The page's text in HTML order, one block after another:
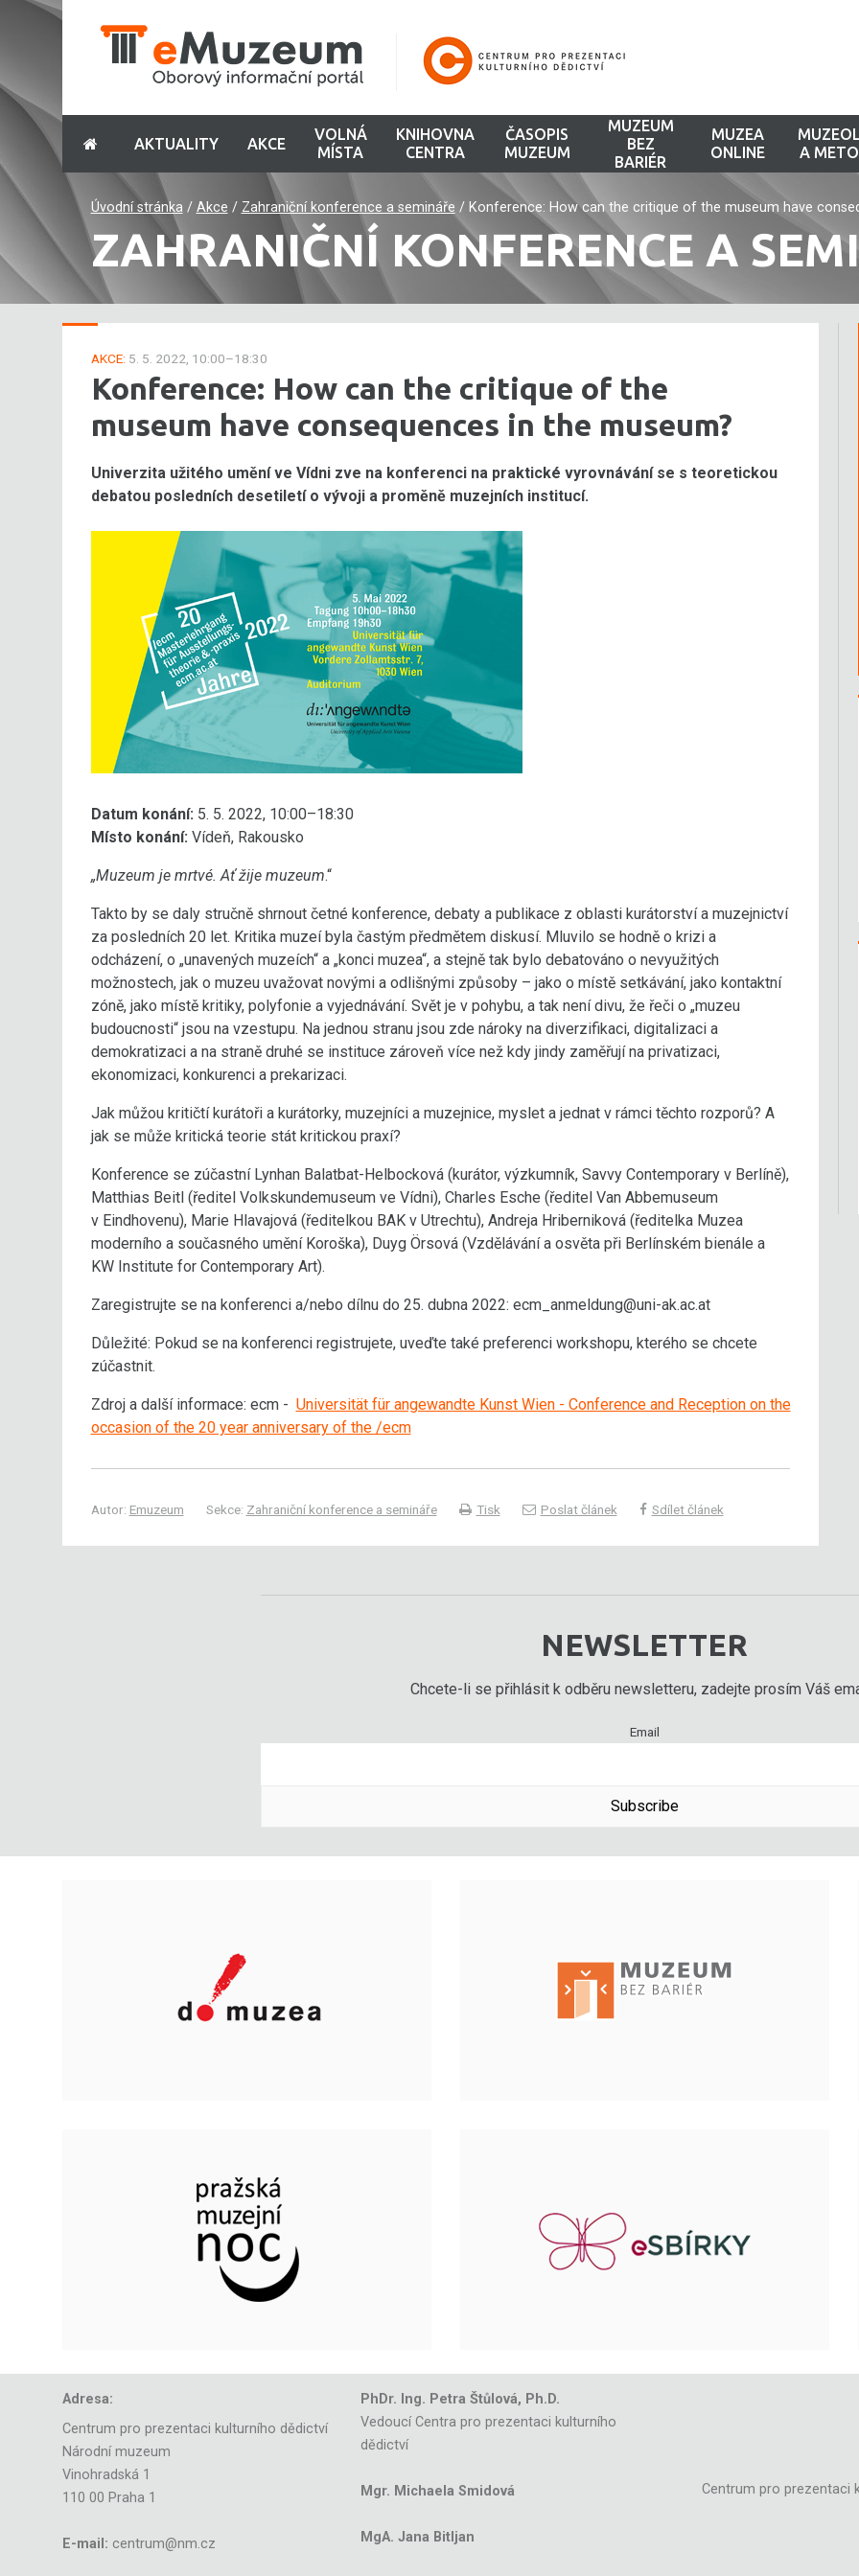
AKTUALITY AKCE
VOLNÁ
MÍSTA
KNIHOVNA
CENTRA
ČASOPIS
MUZEUM
MUZEUM
BEZ
BARIÉR
MUZEA
ONLINE
A
Úvodní stránka/ Akce / Zahraniční konference a semináře / Konference: How can the critique of the museum have
ZAHRANIČNÍ KONFERENCE A
AKCE: 5. 5. 2022, 10:00–18:30
Konference: How can the critique of the
museum have consequences in the museum?
Univerzita užitého umění ve Vídni zve na konferenci na praktické vyrovnávání se s teoretickou
debatou posledních desetiletí o vývoji a proměně muzejních institucí.
Datum konání: 5. 5. 2022, 10:00–18:30
Místo konání: Vídeň, Rakousko
„Muzeum je mrtvé. Ať žije muzeum.“
Takto by se daly stručně shrnout četné konference, debaty a publikace z oblasti kurátorství a muzejnictví
za posledních 20 let. Kritika muzeí byla častým předmětem diskusí. Mluvilo se hodně o krizi a
odcházení, o „unavených muzeích“ a „konci muzea“, a stejně tak bylo debatováno o nevyužitých
možnostech, jak o muzeu uvažovat novými a odlišnými způsoby – jako o místě setkávání, jako kontaktní
zóně, jako místě kritiky, polyfonie a vyjednávání. Svět je v pohybu, a tak není divu, že řeči o „muzeu
budoucnosti“ jsou na vzestupu. Na jednou stranu jsou zde nároky na diverzifikaci, digitalizaci a
demokratizaci a na straně druhé se instituce zároveň více než kdy jindy zaměřují na privatizaci,
ekonomizaci, konkurenci a prekarizaci.
Jak můžou kritičtí kurátoři a kurátorky, muzejníci a muzejnice, myslet a jednat v rámci těchto rozporů? A
jak se může kritická teorie stát kritickou praxí?
Konference se zúčastní Lynhan Balatbat-Helbocková (kurátor, výzkumník, Savvy Contemporary v Berlíně),
Matthias Beitl (ředitel Volkskundemuseum ve Vídni), Charles Esche (ředitel Van Abbemuseum
v Eindhovenu), Marie Hlavajová (ředitelkou BAK v Utrechtu), Andreja Hriberniková (ředitelka Muzea
moderního a současného umění Koroška), Duyg Örsová (Vzdělávání a osvěta při Berlínském bienále a
KW Institute for Contemporary Art).
Zaregistrujte se na konferenci a/nebo dílnu do 25. dubna 2022: ecm_anmeldung@uni-ak.ac.at
Důležité: Pokud se na konferenci registrujete, uveďte také preferenci workshopu, kterého se chcete
zúčastnit.
Zdroj a další informace: ecm - Universität für angewandte Kunst Wien - Conference and Reception on the
occasion of the 20 year anniversary of the /ecm
Autor: Emuzeum Sekce: Zahraniční konference a semináře Tisk Poslat článek Sdílet článek
NEWSLETTER
Chcete-li se přihlásit k odběru newsletteru, zadejte prosím Váš
Email
Subscribe
Adresa:
Centrum pro prezentaci kulturního dědictví
Národní muzeum
Vinohradská 1
110 00 Praha 1
E-mail: centrum@nm.cz
PhDr. Ing. Petra Štůlová, Ph.D.
Vedoucí Centra pro prezentaci kulturního
dědictví
Mgr. Michaela Smidová
MgA. Jana Bitljan
Centrum pro prezentaci